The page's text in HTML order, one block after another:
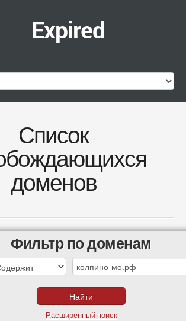
Expired
Список
доменов
Фильтр по доменам
Расширенный поиск